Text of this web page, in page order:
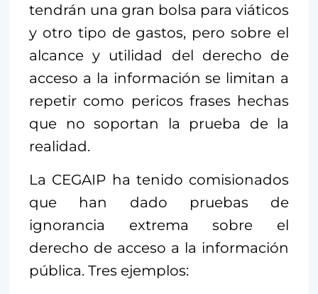
tendrán una gran bolsa para viáticos
y otro tipo de gastos, pero sobre el
alcance y utilidad del derecho de
acceso a la información se limitan a
repetir como pericos frases hechas
que no soportan la prueba de la
realidad.
La CEGAIP ha tenido comisionados
que han dado pruebas de
ignorancia extrema sobre el
derecho de acceso a la información
pública. Tres ejemplos: